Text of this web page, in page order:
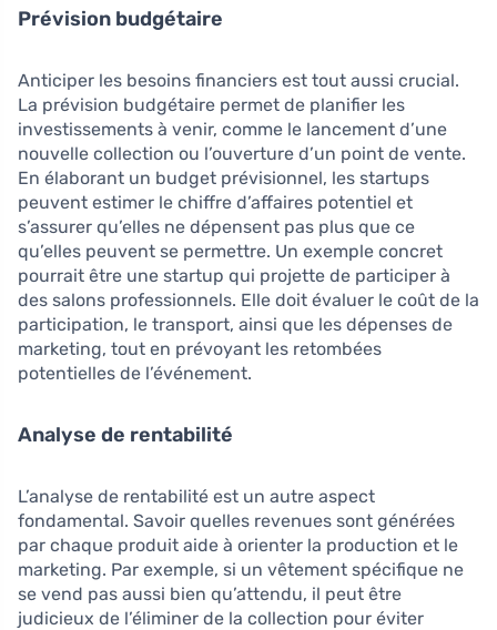
Prévision budgétaire
Anticiper les besoins financiers est tout aussi crucial.
La prévision budgétaire permet de planifier les
investissements à venir, comme le lancement d’une
nouvelle collection ou l’ouverture d’un point de vente.
En élaborant un budget prévisionnel, les startups
peuvent estimer le chiffre d’affaires potentiel et
s’assurer qu’elles ne dépensent pas plus que ce
qu’elles peuvent se permettre. Un exemple concret
pourrait être une startup qui projette de participer à
des salons professionnels. Elle doit évaluer le coût de la
participation, le transport, ainsi que les dépenses de
marketing, tout en prévoyant les retombées
potentielles de l’événement.
Analyse de rentabilité
L’analyse de rentabilité est un autre aspect
fondamental. Savoir quelles revenues sont générées
par chaque produit aide à orienter la production et le
marketing. Par exemple, si un vêtement spécifique ne
se vend pas aussi bien qu’attendu, il peut être
judicieux de l’éliminer de la collection pour éviter